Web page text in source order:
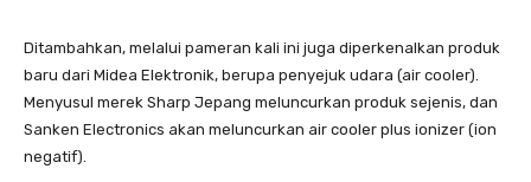
Ditambahkan, melalui pameran kali ini juga diperkenalkan produk
baru dari Midea Elektronik, berupa penyejuk udara (air cooler).
Menyusul merek Sharp Jepang meluncurkan produk sejenis, dan
Sanken Electronics akan meluncurkan air cooler plus ionizer (ion
negatif).